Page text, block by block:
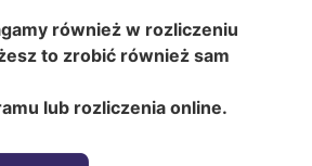
również w rozliczeniu
to zrobić również sam
lub rozliczenia online.